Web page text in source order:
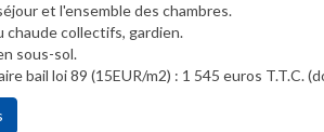
et l'ensemble des chambres.
chaude collectifs, gardien.
sous-sol.
bail loi 89 (15EUR/m2) : 1 545 euros T.T.C.